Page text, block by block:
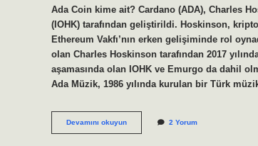
Ada Coin kime ait? Cardano (ADA), Charles
(IOHK) tarafından geliştirildi. Hoskinson,
Ethereum Vakfı’nın erken gelişiminde rol
olan Charles Hoskinson tarafından 2017
aşamasında olan IOHK ve Emurgo da dahil
Ada Müzik, 1986 yılında kurulan bir Türk
Devamını okuyunAda
Kimin
2 Yorum